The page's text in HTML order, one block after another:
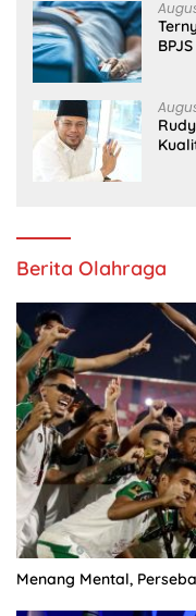
Berita Olahraga
Menang Mental,